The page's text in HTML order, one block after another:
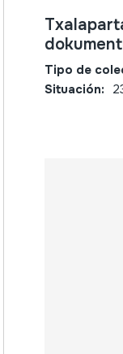
Tipo de
Situación: